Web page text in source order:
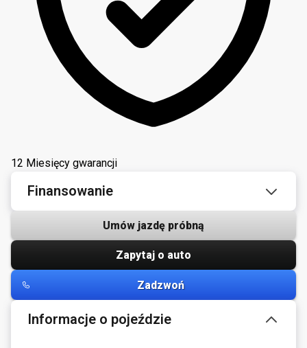
12 Miesięcy gwarancji
Finansowanie
Umów jazdę próbną
Zapytaj o auto
Zadzwoń
Informacje o pojeździe